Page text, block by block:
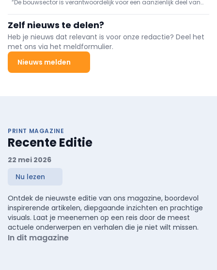
“De bouwsector is verantwoordelijk voor een aanzienlijk deel van
groene stroom op te wekken. Om het bovendien echt lokaal op de
werf op te wekken is helemaal uniek.”
Zelf nieuws te delen?
Heb je nieuws dat relevant is voor onze redactie? Deel het
met ons via het meldformulier.
Nieuws melden
PRINT MAGAZINE
Recente Editie
22 mei 2026
Nu lezen
Ontdek de nieuwste editie van ons magazine, boordevol
inspirerende artikelen, diepgaande inzichten en prachtige
visuals. Laat je meenemen op een reis door de meest
actuele onderwerpen en verhalen die je niet wilt missen.
In dit magazine